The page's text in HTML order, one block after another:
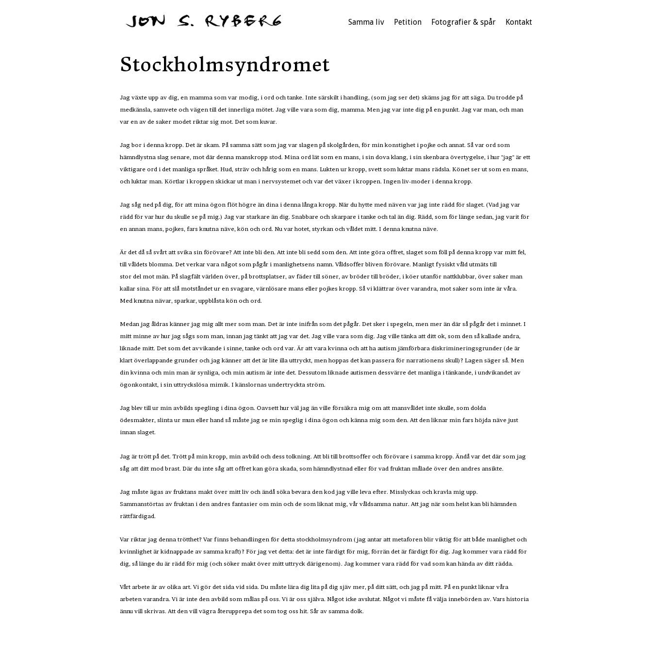
Samma liv Petition Fotografier & spår Kontakt
Stockholmsyndromet
Jag växte upp av dig, en mamma som var modig, i ord och tanke. Inte särskilt i handling, (som jag ser det) skäms jag för att säga. Du trodde på
medkänsla, samvete och vägen till det innerliga mötet. Jag ville vara som dig, mamma. Men jag var inte dig på en punkt. Jag var man, och man
var en av de saker modet riktar sig mot. Det som kuvar.
Jag bor i denna kropp. Det är skam. På samma sätt som jag var slagen på skolgården, för min konstighet i pojke och annat. Så var ord som
hämndlystna slag senare, mot där denna manskropp stod. Mina ord lät som en mans, i sin dova klang, i sin skenbara övertygelse, i hur "jag" är ett
viktigare ord i det manliga språket. Hud, sträv och hårig som en mans. Lukten ur kropp, svett som luktar mans rädsla. Könet ser ut som en mans,
och luktar man. Körtlar i kroppen skickar ut man i nervsystemet och var det växer i kroppen. Ingen liv-moder i denna kropp.
Jag såg ned på dig, för att mina ögon flöt högre än dina i denna långa kropp. När du hytte med näven var jag inte rädd för slaget. (Vad jag var
rädd för var hur du skulle se på mig.) Jag var starkare än dig. Snabbare och skarpare i tanke och tal än dig. Rädd, som för länge sedan, jag varit för
en annan mans, pojkes, fars knutna näve, kön och ord. Nu var hotet, styrkan och våldet mitt. I denna knutna näve.
Är det då så svårt att svika sin förövare? Att inte bli den. Att inte bli sedd som den. Att inte göra offret, slaget som föll på denna kropp var mitt fel,
till våldets blomma. Det verkar vara något som pågår i manlighetsens namn. Våldsoffer bliven förövare. Manligt fysiskt våld utmäts till
stor del mot män. På slagfält världen över, på brottsplatser, av fäder till söner, av bröder till bröder, i köer utanför nattklubbar, över saker man
kallar sina. För att slå motståndet ur en svagare, värnlösare mans eller pojkes kropp. Så vi klättrar över varandra, mot saker som inte är våra.
Med knutna nävar, sparkar, uppblåsta kön och ord.
Medan jag åldras känner jag mig allt mer som man. Det är inte inifrån som det pågår. Det sker i spegeln, men mer än där så pågår det i minnet. I
mitt minne av hur jag sågs som man, innan jag tänkt att jag var det. Jag ville vara som dig. Jag ville tänka att ditt ok, som den så kallade andra,
liknade mitt. Det som det avvikande i sinne, tanke och ord var. Är att vara kvinna och att ha autism jämförbara diskrimineringsgrunder (de är
klart överlappande grunder och jag känner att det är lite illa uttryckt, men hoppas det kan passera för narrationens skull)? Lagen säger så. Men
din kvinna och min man är synliga, och min autism är inte det. Dessutom liknade autismen dessvärre det manliga i tänkande, i undvikandet av
ögonkontakt, i sin uttryckslösa mimik. I känslornas undertryckta ström.
Jag blev till ur min avbilds spegling i dina ögon. Oavsett hur väl jag än ville försäkra mig om att mansvåldet inte skulle, som dolda
ödesmakter, slinta ur mun eller hand så måste jag se min speglig i dina ögon och känna mig som den. Att den liknar min fars höjda näve just
innan slaget.
Jag är trött på det. Trött på min kropp, min avbild och dess tolkning. Att bli till brottsoffer och förövare i samma kropp. Ändå var det där som jag
såg att ditt mod brast. Där du inte såg att offret kan göra skada, som hämndlystnad eller för vad fruktan målade över den andres ansikte.
Jag måste ägas av fruktans makt över mitt liv och ändå söka bevara den kod jag ville leva efter. Misslyckas och kravla mig upp.
Sammanstörtas av fruktan i den andres fantasier om min och de som liknat mig, vår våldsamma natur. Att jag när som helst kan bli hämnden
rättfärdigad.
Var riktar jag denna trötthet? Var finns behandlingen för detta stockholmsyndrom (jag antar att metaforen blir viktig för att både manlighet och
kvinnlighet är kidnappade av samma kraft)? För jag vet detta: det är inte färdigt för mig, förrän det är färdigt för dig. Jag kommer vara rädd för
dig, så länge du är rädd för mig (och söker makt över mitt uttryck därigenom). Jag kommer vara rädd för vad som kan hända av ditt rädda.
Vårt arbete är av olika art. Vi gör det sida vid sida. Du måste lära dig lita på dig sjäv mer, på ditt sätt, och jag på mitt. På en punkt liknar våra
arbeten varandra. Vi är inte den avbild som målas på oss. Vi är oss själva. Något icke avslutat. Något vi måste få välja innebörden av. Vars historia
ännu vill skrivas. Att den vill vägra återupprepa det som tog oss hit. Sår av samma dolk.